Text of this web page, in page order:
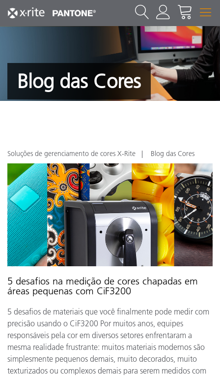
Blog das Cores
Soluções de gerenciamento de cores X-Rite Blog das Cores
5 desafios na medição de cores chapadas em
áreas pequenas com CiF3200
5 desafios de materiais que você finalmente pode medir com
precisão usando o CiF3200 Por muitos anos, equipes
responsáveis pela cor em diversos setores enfrentaram a
mesma realidade frustrante: muitos materiais modernos são
simplesmente pequenos demais, muito decorados, muito
texturizados ou complexos demais para serem medidos com